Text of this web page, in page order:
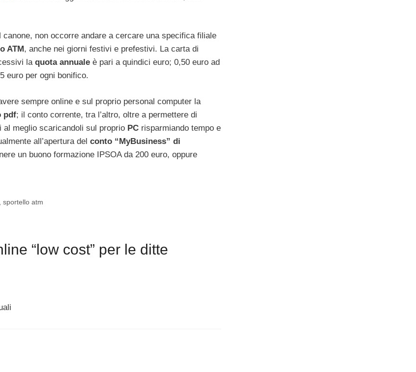
canone, non occorre andare a cercare una specifica filiale
ATM , anche nei giorni festivi e prefestivi. La carta di
laquota annuale è pari a quindici euro; 0,50 euro ad
euro per ogni bonifico.
sempre online e sul proprio personal computer la
pdf; il conto corrente, tra l’altro, oltre a permettere di
meglio scaricandoli sul proprio PC risparmiando tempo e
all’apertura del conto “MyBusiness” di
un buono formazione IPSOA da 200 euro, oppure
,sportello atm
“low cost” per le ditte